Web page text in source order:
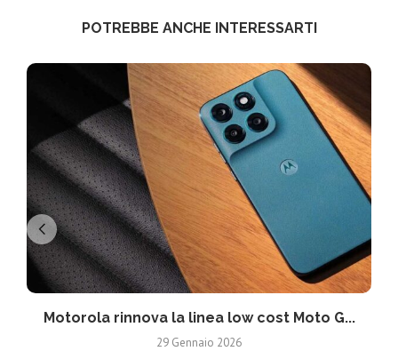
POTREBBE ANCHE INTERESSARTI
Motorola rinnova la linea low cost Moto G...
29 Gennaio 2026